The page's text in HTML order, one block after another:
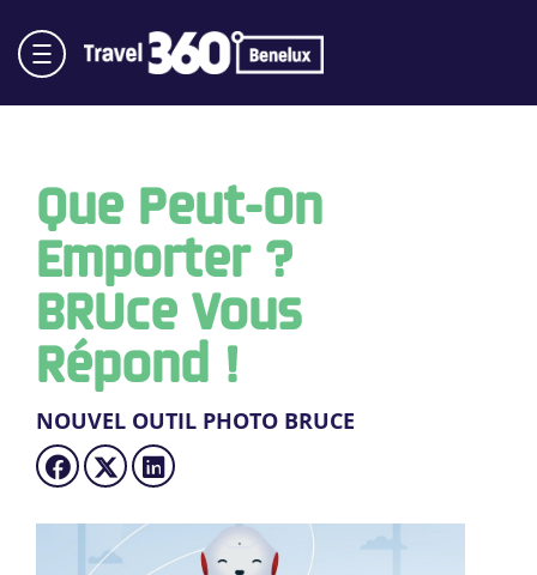
Que Peut-On
Emporter ?
BRUce Vous
Répond !
NOUVEL OUTIL PHOTO BRUCE